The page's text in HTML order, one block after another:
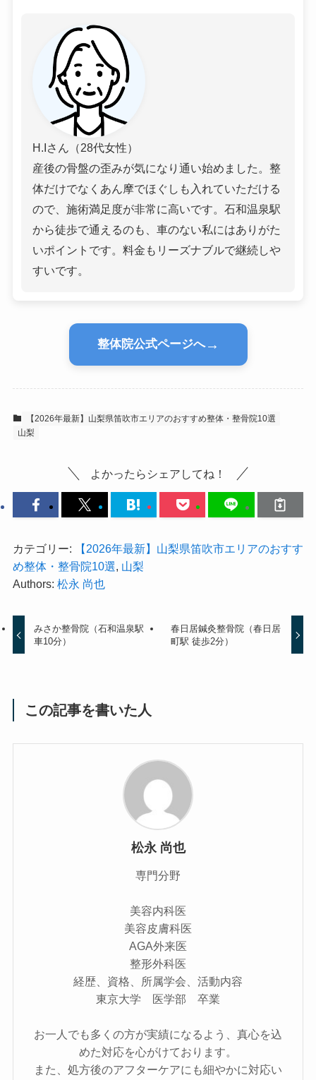
H.Iさん（28代女性）
産後の骨盤の歪みが気になり通い始めました。整
体だけでなくあん摩でほぐしも入れていただける
ので、施術満足度が非常に高いです。石和温泉駅
から徒歩で通えるのも、車のない私にはありがた
いポイントです。料金もリーズナブルで継続しや
すいです。
整体院公式ページへ→
【2026年最新】山梨県笛吹市エリアのおすすめ整体・整骨院10選
山梨
よかったらシェアしてね！
カテゴリー:
【2026年最新】山梨県笛吹市エリアのおすす
め整体・整骨院10選, 山梨
Authors: 松永 尚也
みさか整骨院（石和温泉駅
車10分）
春日居鍼灸整骨院（春日居
町駅 徒歩2分）
この記事を書いた人
松永 尚也
専門分野
美容内科医
美容皮膚科医
AGA外来医
整形外科医
経歴、資格、所属学会、活動内容
東京大学 医学部 卒業
お一人でも多くの方が実績になるよう、真心を込
めた対応を心がけております。
また、処方後のアフターケアにも細やかに対応い